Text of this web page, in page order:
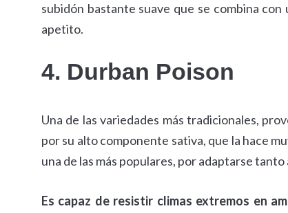
subidón bastante suave que se combina
apetito.
4. Durban Poison
Una de las variedades más tradicionales,
por su alto componente sativa, que la hace
una de las más populares, por adaptarse
Es capaz de resistir climas extremos en